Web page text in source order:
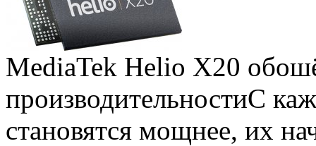
MediaTek Helio X20
производительностиС
становятся мощнее, их